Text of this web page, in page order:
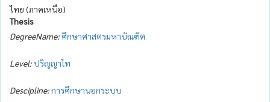
ไทย (ภาคเหนือ)
Thesis
DegreeName: ศึกษาศาสตรมหาบัณฑิต
Level:ปริญญาโท
Descipline:การศึกษานอกระบบ